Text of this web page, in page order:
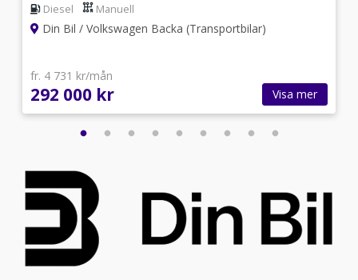
Diesel Manuell
Din Bil / Volkswagen Backa (Transportbilar)
fr. 4 731 kr/mån
292 000 kr Visa mer